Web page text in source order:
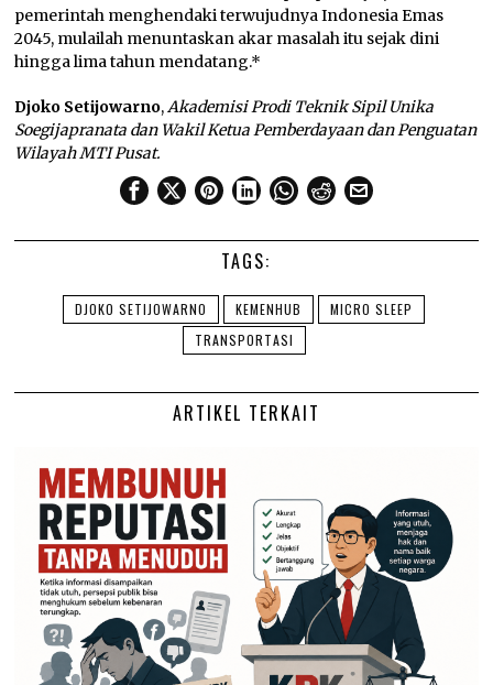
pemerintah menghendaki terwujudnya Indonesia Emas
2045, mulailah menuntaskan akar masalah itu sejak dini
hingga lima tahun mendatang.*
Djoko Setijowarno,Akademisi Prodi Teknik Sipil Unika
Soegijapranata dan Wakil Ketua Pemberdayaan dan Penguatan
Wilayah MTI Pusat.
TAGS:
DJOKO SETIJOWARNO KEMENHUB
MICRO SLEEP
TRANSPORTASI
ARTIKEL TERKAIT